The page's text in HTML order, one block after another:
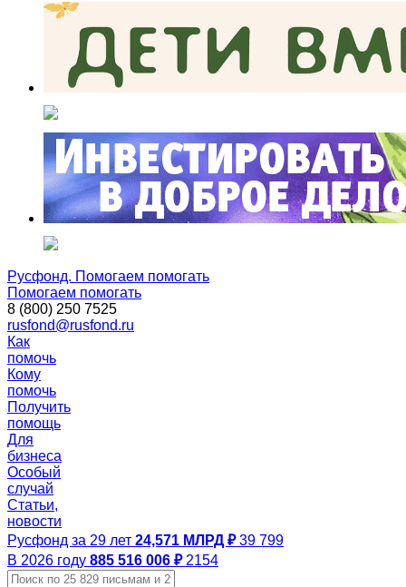
Русфонд. Помогаем помогать
Помогаем помогать
8 (800) 250 7525
rusfond@rusfond.ru
Как
помочь
Кому
помочь
Получить
помощь
Для
бизнеса
Особый
случай
Статьи,
новости
Русфонд за 29 лет 24,571 МЛРД ₽ 39 799
В 2026 году 885 516 006 ₽ 2154